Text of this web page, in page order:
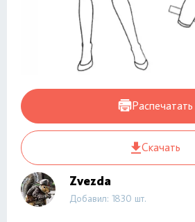
Распечатать
Скачать
Zvezda
Добавил: 1830 шт.